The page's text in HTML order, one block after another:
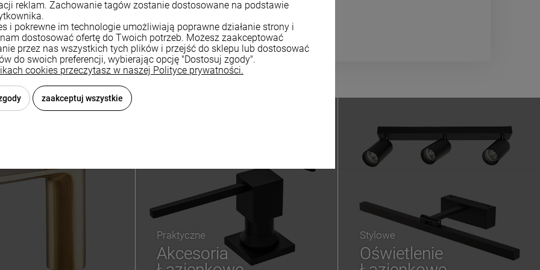
ewentualnych kosztów
Praktyczne
Akcesoria
Stylowe
Oświetlenie
reklam. Zachowanie tagów zostanie dostosowane na podstawie
i pokrewne im technologie umożliwiają poprawne działanie strony i
dostosować ofertę do Twoich potrzeb. Możesz zaakceptować
przez nas wszystkich tych plików i przejść do sklepu lub dostosować
do swoich preferencji, wybierając opcję "Dostosuj zgody".
cookies przeczytasz w naszej Polityce prywatności.
zaakceptuj wszystkie